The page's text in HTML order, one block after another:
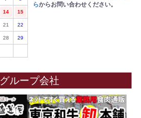
14 15
21 22
28 29
らからお問い合わせください。
グループ会社